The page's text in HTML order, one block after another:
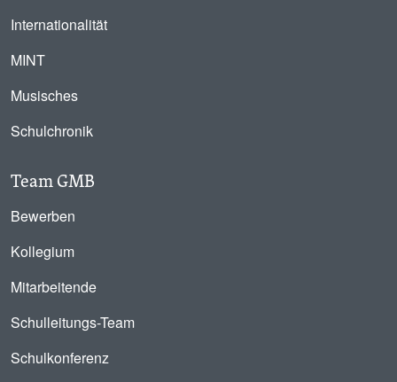
Internationalität
MINT
Musisches
Schulchronik
Team GMB
Bewerben
Kollegium
Mitarbeitende
Schulleitungs-Team
Schulkonferenz